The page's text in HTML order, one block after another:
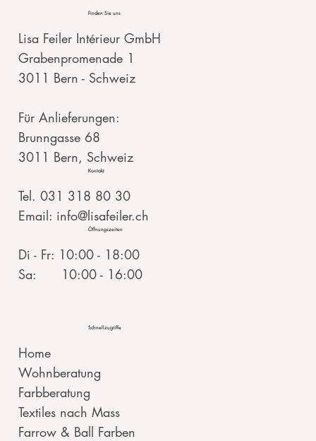
Finden Sie uns
Lisa Feiler Intérieur GmbH
Grabenpromenade 1
3011 Bern - Schweiz
Für Anlieferungen:
Brunngasse 68
3011 Bern, Schweiz
Kontakt
Tel. 031 318 80 30
Email: info@lisafeiler.ch
Öffnungszeiten
Di - Fr: 10:00 - 18:00
Sa: 10:00 - 16:00
Schnellzugriffe
Home
Wohnberatung
Farbberatung
Textiles nach Mass
Farrow & Ball Farben